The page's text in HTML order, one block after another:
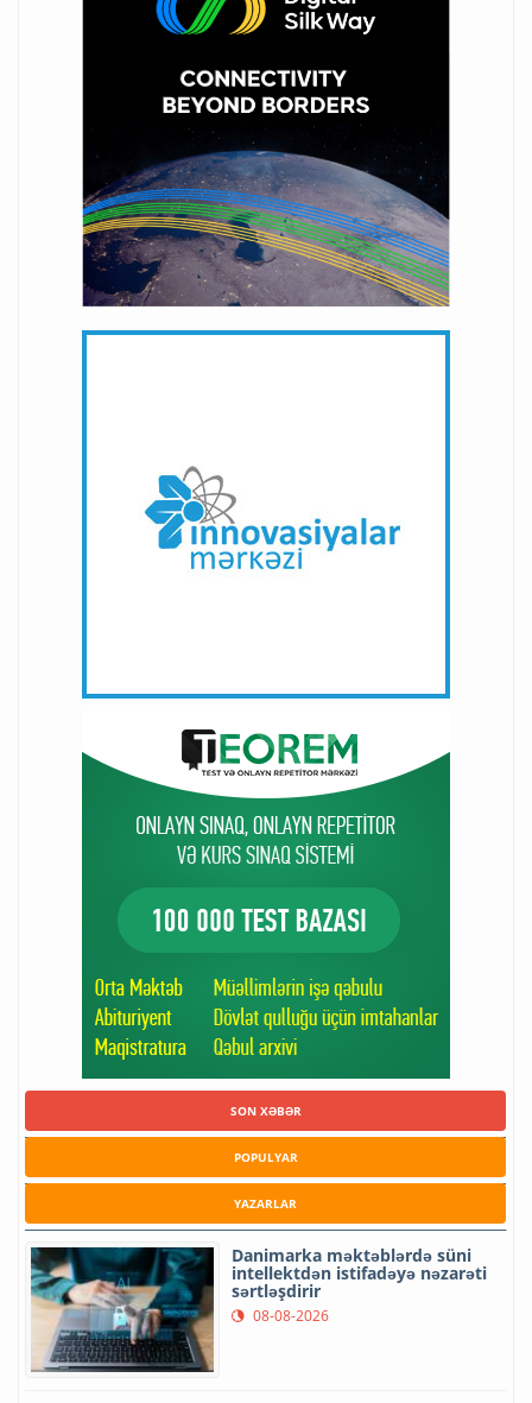
SON XƏBƏR
POPULYAR
YAZARLAR
Danimarka məktəblərdə süni
intellektdən istifadəyə nəzarəti
sərtləşdirir
08-08-2026